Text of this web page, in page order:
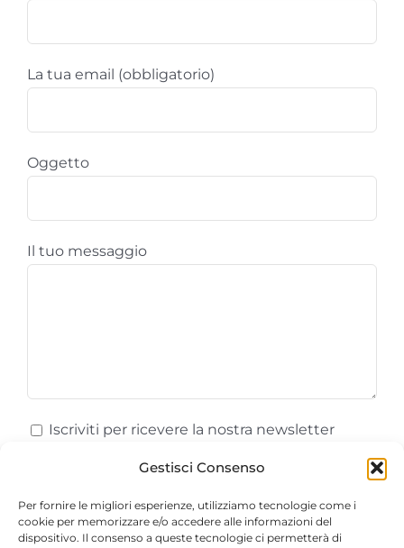
Gestisci Consenso
Per fornire le migliori esperienze, utilizziamo tecnologie come i
cookie per memorizzare e/o accedere alle informazioni del
dispositivo. Il consenso a queste tecnologie ci permetterà di
La tua email (obbligatorio)
Oggetto
Il tuo messaggio
Iscriviti per ricevere la nostra newsletter
Ho letto e accetto leCondizioni di Vendita
laPrivacy Policy e la Cookie Policy